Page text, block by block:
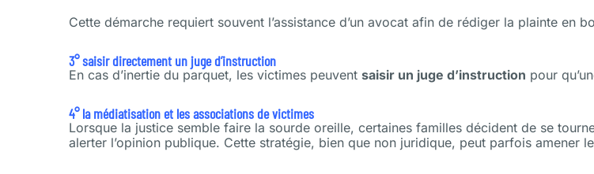
Cette démarche requiert souvent l’assistance d’un avocat afin de rédiger la plainte en
3° saisir directement un juge d’instruction
En cas d’inertie du parquet, les victimes peuvent saisir un juge d’instruction pour
4° la médiatisation et les associations de victimes
Lorsque la justice semble faire la sourde oreille, certaines familles décident de se
alerter l’opinion publique. Cette stratégie, bien que non juridique, peut parfois amener